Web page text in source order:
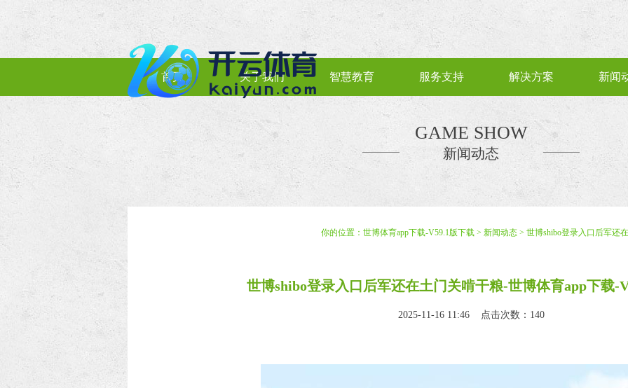
首页 关于我们 智慧教育 服务支持 解决方案 新闻
GAME SHOW
新闻动态
你的位置： 世博体育app下载-V59.1版下载 > 新闻动态 > 世博shibo登录入口后军还
世博shibo登录入口后军还在土门关啃干粮-世博体育app下载-
2025-11-16 11:46 点击次数：140